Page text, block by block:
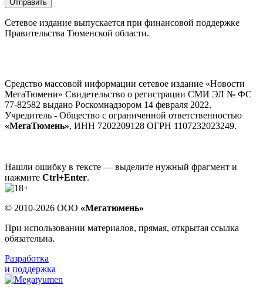
Отправить
Сетевое издание выпускается при финансовой поддержке
Правительства Тюменской области.
Средство массовой информации сетевое издание «Новости
МегаТюмени» Свидетельство о регистрации СМИ ЭЛ № ФС
77-82582 выдано Роскомнадзором 14 февраля 2022.
Учредитель - Общество с ограниченной ответственностью
«МегаТюмень», ИНН 7202209128 ОГРН 1107232023249.
Нашли ошибку в тексте — выделите нужный фрагмент и
нажмите Ctrl+Enter.
© 2010-2026 ООО «Мегатюмень»
При использовании материалов, прямая, открытая ссылка
обязательна.
Разработка
и поддержка